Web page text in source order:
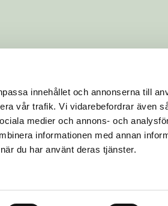
innehållet och annonserna till
vår trafik. Vi vidarebefordrar även
medier och annons- och
informationen med annan
du har använt deras tjänster.